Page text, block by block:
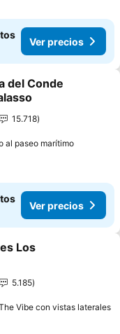
Ver precios
a favoritos
del Conde
15.718
al paseo marítimo
Ver precios
favoritos
Los
5.185
Vibe con vistas laterales